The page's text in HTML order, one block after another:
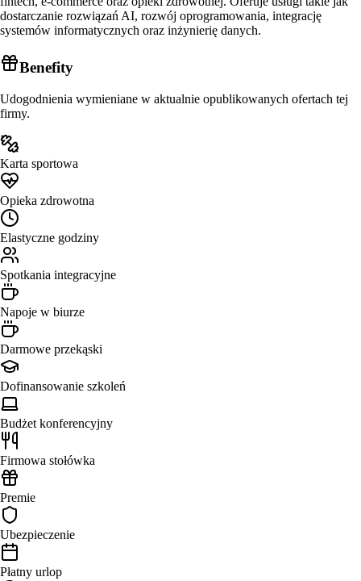
dostarczanie rozwiązań AI, rozwój oprogramowania, integrację
systemów informatycznych oraz inżynierię danych.
Benefity
Udogodnienia wymieniane w aktualnie opublikowanych ofertach tej
firmy.
Karta sportowa
Opieka zdrowotna
Elastyczne godziny
Spotkania integracyjne
Napoje w biurze
Darmowe przekąski
Dofinansowanie szkoleń
Budżet konferencyjny
Firmowa stołówka
Premie
Ubezpieczenie
Płatny urlop